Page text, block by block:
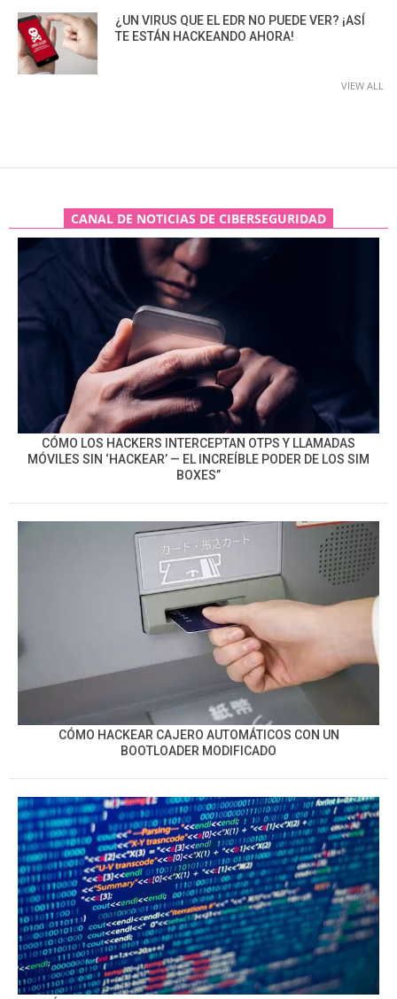
¿UN VIRUS QUE EL EDR NO PUEDE VER? ¡ASÍ
TE ESTÁN HACKEANDO AHORA!
VIEW ALL
CANAL DE NOTICIAS DE CIBERSEGURIDAD
CÓMO LOS HACKERS INTERCEPTAN OTPS Y LLAMADAS
MÓVILES SIN ‘HACKEAR’ — EL INCREÍBLE PODER DE LOS SIM
BOXES”
CÓMO HACKEAR CAJERO AUTOMÁTICOS CON UN
BOOTLOADER MODIFICADO